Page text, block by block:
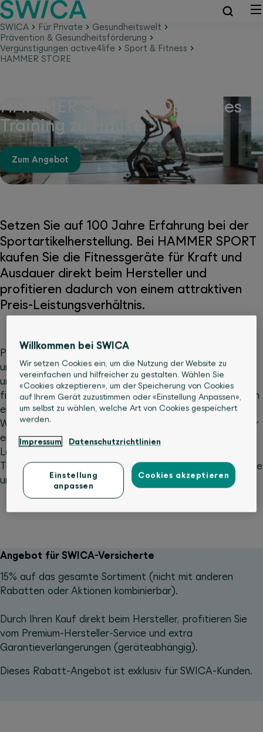
SWICA Für Private
Gesundheitswelt
Prävention & Gesundheitsförderung
Vergünstigungen active4life
Sport & Fitness
HAMMER STORE
HAMMER SPORT – Optimales
Training zu Hause
Zum Angebot
Setzen Sie auf 100 Jahre Erfahrung bei der
Sportartikelherstellung. Bei HAMMER SPORT
kaufen Sie die Fitnessgeräte für Kraft und
Ausdauer direkt beim Hersteller und
profitieren dadurch von einem attraktiven
Preis-Leistungsverhältnis.
Produkte von HAMMER stehen für Qualität, Funktion
und Design. In unseren HAMMER STORES sowie in
unserem Onlineshop unterwww.hammer-fitness.ch
finden Sie innovative Fitnessgeräte für Ihr Training in den
eigenen vier Wänden. Egal ob Cardio, Kraftsport oder
Wellness – wir bieten Ihnen das passende Equipment für
ein effektives Workout und die Entspannung danach.
Lassen Sie sich im Store vom Fachpersonal beraten.
Testen Sie die Geräte in Ruhe aus oder stöbern Sie online
und stellen dort Ihr privates Fitness-Studio zusammen.
Angebot für SWICA-Versicherte
15% auf das gesamte Sortiment (nicht mit anderen
Rabatten oder Aktionen kombinierbar).
Durch Ihren Kauf direkt beim Hersteller, profitieren Sie
vom Premium-Hersteller-Service und extra
Garantieverlängerungen (geräteabhängig).
Dieses Rabatt-Angebot ist exklusiv für SWICA-Kunden.
Willkommen bei SWICA
Wir setzen Cookies ein, um die Nutzung der Website zu
vereinfachen und hilfreicher zu gestalten. Wählen Sie
«Cookies akzeptieren», um der Speicherung von Cookies
auf Ihrem Gerät zuzustimmen oder «Einstellung Anpassen»,
um selbst zu wählen, welche Art von Cookies gespeichert
werden.
Impressum Datenschutzrichtlinien
Einstellung
anpassen
Cookies akzeptieren